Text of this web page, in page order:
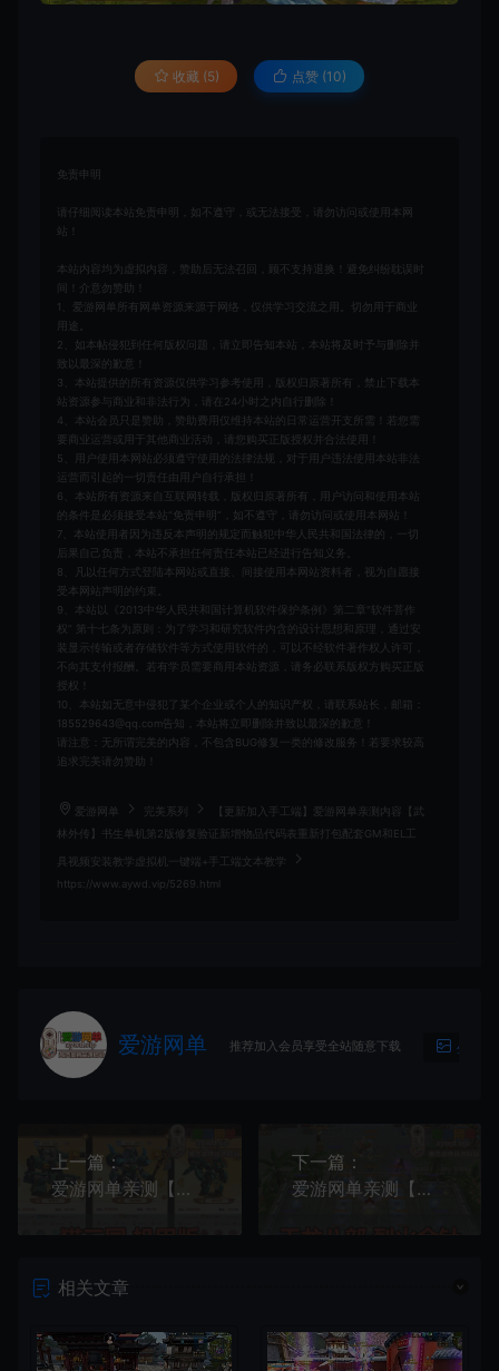
收藏 (5) 点赞 (10)
免责申明
请仔细阅读本站免责申明，如不遵守，或无法接受，请勿访问或使用本网
站！
本站内容均为虚拟内容，赞助后无法召回，顾不支持退换！避免纠纷耽误时
间！介意勿赞助！
1、爱游网单所有网单资源来源于网络，仅供学习交流之用。切勿用于商业
用途。
2、如本帖侵犯到任何版权问题，请立即告知本站，本站将及时予与删除并
致以最深的歉意！
3、本站提供的所有资源仅供学习参考使用，版权归原著所有，禁止下载本
站资源参与商业和非法行为，请在24小时之内自行删除！
4、本站会员只是赞助，赞助费用仅维持本站的日常运营开支所需！若您需
要商业运营或用于其他商业活动，请您购买正版授权并合法使用！
5、用户使用本网站必须遵守使用的法律法规，对于用户违法使用本站非法
运营而引起的一切责任由用户自行承担！
6、本站所有资源来自互联网转载，版权归原著所有，用户访问和使用本站
的条件是必须接受本站“免责申明”，如不遵守，请勿访问或使用本网站！
7、本站使用者因为违反本声明的规定而触犯中华人民共和国法律的，一切
后果自己负责，本站不承担任何责任本站已经进行告知义务。
8、凡以任何方式登陆本网站或直接、间接使用本网站资料者，视为自愿接
受本网站声明的约束。
9、本站以《2013中华人民共和国计算机软件保护条例》第二章"软件菩作
权” 第十七条为原则：为了学习和研究软件内含的设计思想和原理，通过安
装显示传输或者存储软件等方式使用软件的，可以不经软件著作权人许可，
不向其支付报酬。若有学员需要商用本站资源，请务必联系版权方购买正版
授权！
10、本站如无意中侵犯了某个企业或个人的知识产权，请联系站长，邮箱：
185529643@qq.com告知，本站将立即删除并致以最深的歉意！
请注意：无所谓完美的内容，不包含BUG修复一类的修改服务！若要求较高
追求完美请勿赞助！
爱游网单 完美系列
【更新加入手工端】爱游网单亲测内容【武
林外传】书生单机第2版修复验证新增物品代码表重新打包配套GM和EL工
具视频安装教学虚拟机一键端+手工端文本教学
https://www.aywd.vip/5269.html
爱游网单 推荐加入会员享受全站随意下载 生成海
上一篇：
爱游网单亲测【猫三国】单机机甲H5代金券内购多区跨服版最新整理一键即玩镜像端视频教学+Linux手工服务端文本教学
下一篇：
爱游网单亲测【天龙八部】烈火金针单机版王权宝鉴修仙真元穿刺仿官带GM工具虚拟机一键端视频安装教学
相关文章